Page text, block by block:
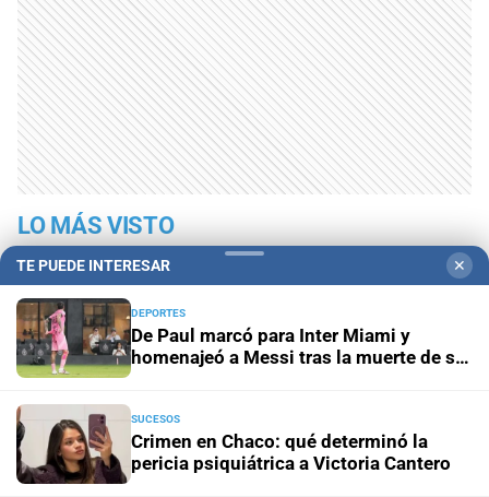
LO MÁS VISTO
TE PUEDE INTERESAR ✕
DEPORTES
De Paul marcó para Inter Miami y
homenajeó a Messi tras la muerte de su
SUCESOS
Crimen en Chaco: qué determinó la
pericia psiquiátrica a Victoria Cantero